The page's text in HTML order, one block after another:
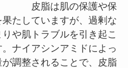
の保護や保
たしていますが、過剰な
や肌トラブルを引き起こ
ナイアシンアミドによっ
調整されることで、皮脂